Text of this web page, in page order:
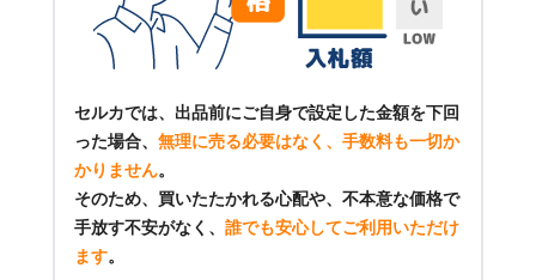
セルカでは、出品前にご自身で設定した金額を下回
った場合、 無理に売る必要はなく、手数料も一切か
かりません。
そのため、買いたたかれる心配や、不本意な価格で
手放す不安がなく、 誰でも安心してご利用いただけ
ます。